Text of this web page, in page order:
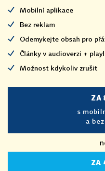
Mobilní aplikace
Bez reklam
Odemykejte obsah pro
Články v audioverzi +
Možnost kdykoliv zrušit
ZA
s
a
ZA